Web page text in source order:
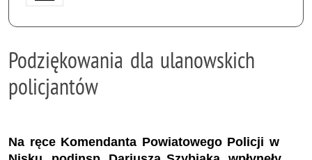
Podziękowania dla ulanowskich
policjantów
Na ręce Komendanta Powiatowego Policji w